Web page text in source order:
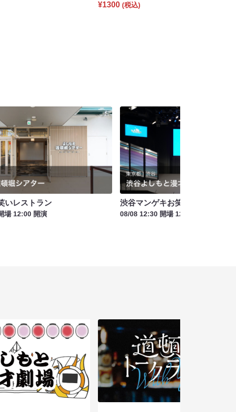
¥1300 (税込)
いレストラン
場 12:00 開演
渋谷マンゲキお笑いライブ お
08/08 12:30 開場 12:45 開演